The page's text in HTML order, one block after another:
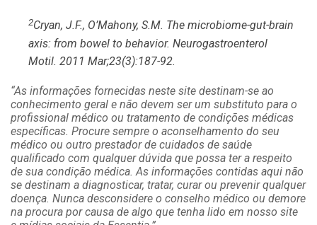
2Cryan, J.F., O’Mahony, S.M. The microbiome-gut-brain
axis: from bowel to behavior. Neurogastroenterol
Motil. 2011 Mar;23(3):187-92.
“As informações fornecidas neste site destinam-se ao
conhecimento geral e não devem ser um substituto para o
profissional médico ou tratamento de condições médicas
específicas. Procure sempre o aconselhamento do seu
médico ou outro prestador de cuidados de saúde
qualificado com qualquer dúvida que possa ter a respeito
de sua condição médica. As informações contidas aqui não
se destinam a diagnosticar, tratar, curar ou prevenir qualquer
doença. Nunca desconsidere o conselho médico ou demore
na procura por causa de algo que tenha lido em nosso site